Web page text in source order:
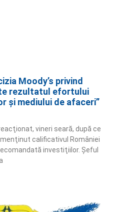
Moody’s privind
rezultatul efortului
și mediului de afaceri”
vineri seară, după ce
calificativul României
investiţiilor. Şeful